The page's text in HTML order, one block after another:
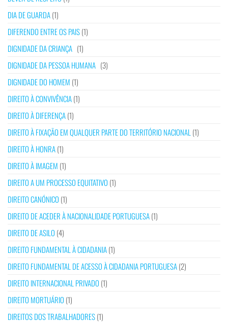
DIA DE GUARDA(1)
DIFERENDO ENTRE OS PAIS(1)
DIGNIDADE DA CRIANÇA (1)
DIGNIDADE DA PESSOA HUMANA (3)
DIGNIDADE DO HOMEM (1)
DIREITO À CONVIVÊNCIA(1)
DIREITO À DIFERENÇA(1)
DIREITO À FIXAÇÃO EM QUALQUER PARTE DO TERRITÓRIO NACIONAL (1)
DIREITO À HONRA(1)
DIREITO À IMAGEM (1)
DIREITO A UM PROCESSO EQUITATIVO (1)
DIREITO CANÓNICO (1)
DIREITO DE ACEDER À NACIONALIDADE PORTUGUESA(1)
DIREITO DE ASILO (4)
DIREITO FUNDAMENTAL À CIDADANIA(1)
DIREITO FUNDAMENTAL DE ACESSO À CIDADANIA PORTUGUESA(2)
DIREITO INTERNACIONAL PRIVADO (1)
DIREITO MORTUÁRIO (1)
DIREITOS DOS TRABALHADORES(1)